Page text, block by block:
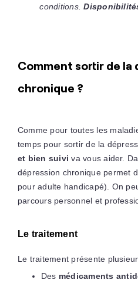
conditions.
Comment sortir de la
chronique ?
Comme pour toutes les
temps pour sortir de la
et bien suivi va vous aider.
dépression chronique permet
pour adulte handicapé). On
parcours personnel et
Le traitement
Le traitement présente
Des médicaments